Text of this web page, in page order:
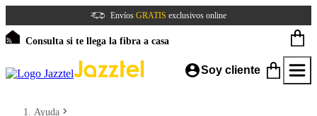
Envíos GRATIS exclusivos online
Consulta si te llega la fibra a casa
Soy cliente
Ayuda